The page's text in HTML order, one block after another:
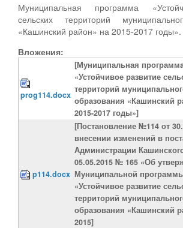
Муниципальная программа
сельских территорий
«Кашинский район» на 2015-2017 годы».
Вложения:
prog114.docx
[Муниципальная
«Устойчивое развитие
территорий
образования «Кашинский
2015-2017 годы»]
p114.docx
[Постановление №114 от
внесении изменений в
Администрации
05.05.2015 № 165 «Об
Муниципальной
«Устойчивое развитие
территорий
образования «Кашинский
2015]